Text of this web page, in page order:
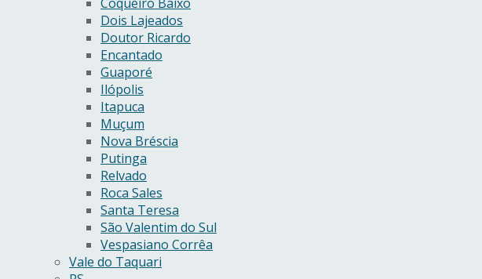
Dois Lajeados
Doutor Ricardo
Encantado
Guaporé
Ilópolis
Itapuca
Muçum
Nova Bréscia
Putinga
Relvado
Roca Sales
Santa Teresa
São Valentim do Sul
Vespasiano Corrêa
Vale do Taquari